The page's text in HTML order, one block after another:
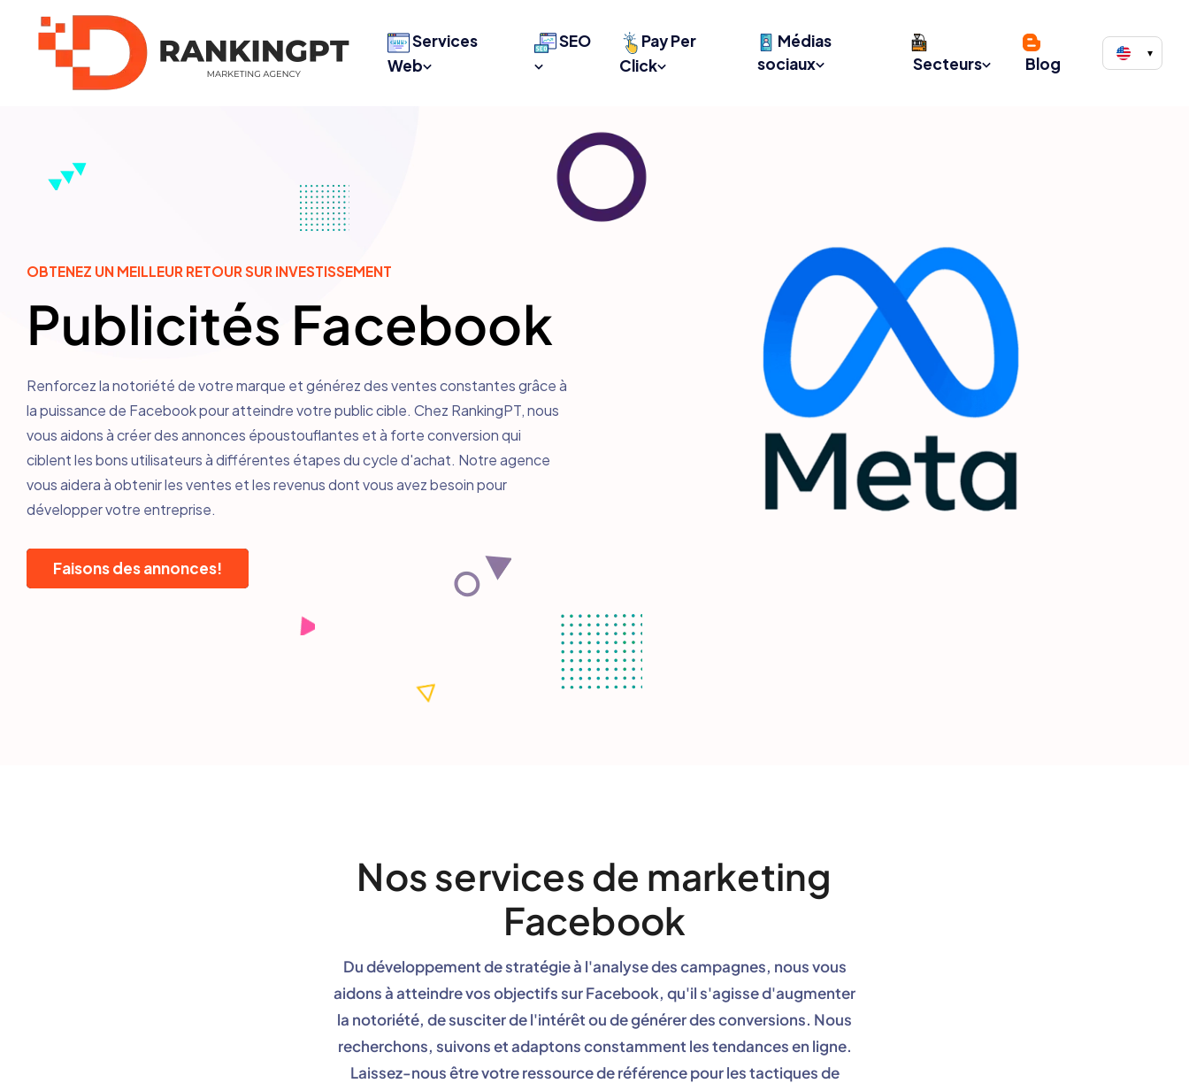
Services
Web
SEO
Pay Per
Click
Médias
sociaux
Secteurs Blog
▾
OBTENEZ UN MEILLEUR RETOUR SUR INVESTISSEMENT
Publicités Facebook
Renforcez la notoriété de votre marque et générez des ventes constantes grâce à
la puissance de Facebook pour atteindre votre public cible. Chez RankingPT, nous
vous aidons à créer des annonces époustouflantes et à forte conversion qui
ciblent les bons utilisateurs à différentes étapes du cycle d'achat. Notre agence
vous aidera à obtenir les ventes et les revenus dont vous avez besoin pour
développer votre entreprise.
Faisons des annonces!
Nos services de marketing
Facebook
Du développement de stratégie à l'analyse des campagnes, nous vous
aidons à atteindre vos objectifs sur Facebook, qu'il s'agisse d'augmenter
la notoriété, de susciter de l'intérêt ou de générer des conversions. Nous
recherchons, suivons et adaptons constamment les tendances en ligne.
Laissez-nous être votre ressource de référence pour les tactiques de